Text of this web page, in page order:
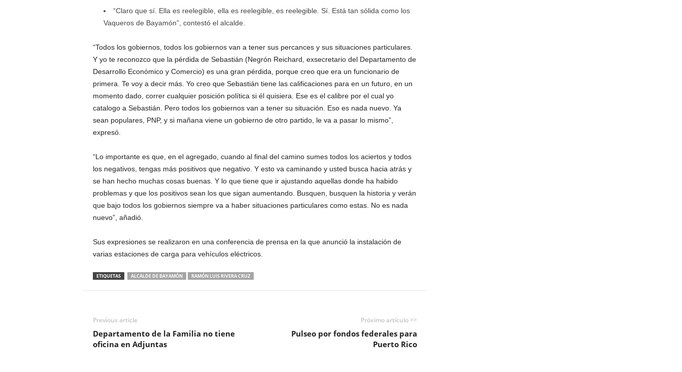
“Claro que sí. Ella es reelegible, ella es reelegible, es reelegible. Sí. Está tan sólida como los
Vaqueros de Bayamón”, contestó el alcalde.
“Todos los gobiernos, todos los gobiernos van a tener sus percances y sus situaciones particulares.
Y yo te reconozco que la pérdida de Sebastián (Negrón Reichard, exsecretario del Departamento de
Desarrollo Económico y Comercio) es una gran pérdida, porque creo que era un funcionario de
primera. Te voy a decir más. Yo creo que Sebastián tiene las calificaciones para en un futuro, en un
momento dado, correr cualquier posición política si él quisiera. Ese es el calibre por el cual yo
catalogo a Sebastián. Pero todos los gobiernos van a tener su situación. Eso es nada nuevo. Ya
sean populares, PNP, y si mañana viene un gobierno de otro partido, le va a pasar lo mismo”,
expresó.
“Lo importante es que, en el agregado, cuando al final del camino sumes todos los aciertos y todos
los negativos, tengas más positivos que negativo. Y esto va caminando y usted busca hacia atrás y
se han hecho muchas cosas buenas. Y lo que tiene que ir ajustando aquellas donde ha habido
problemas y que los positivos sean los que sigan aumentando. Busquen, busquen la historia y verán
que bajo todos los gobiernos siempre va a haber situaciones particulares como estas. No es nada
nuevo”, añadió.
Sus expresiones se realizaron en una conferencia de prensa en la que anunció la instalación de
varias estaciones de carga para vehículos eléctricos.
ETIQUETAS ALCALDE DE BAYAMÓN RAMÓN LUIS RIVERA CRUZ
Previous article
Departamento de la Familia no tiene
oficina en Adjuntas
Próximo artículo >>
Pulseo por fondos federales para
Puerto Rico